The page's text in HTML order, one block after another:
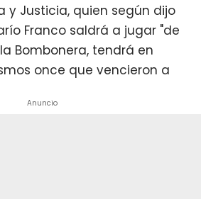
y Justicia, quien según dijo
Franco saldrá a jugar "de
Bombonera, tendrá en
once que vencieron a
Anuncio